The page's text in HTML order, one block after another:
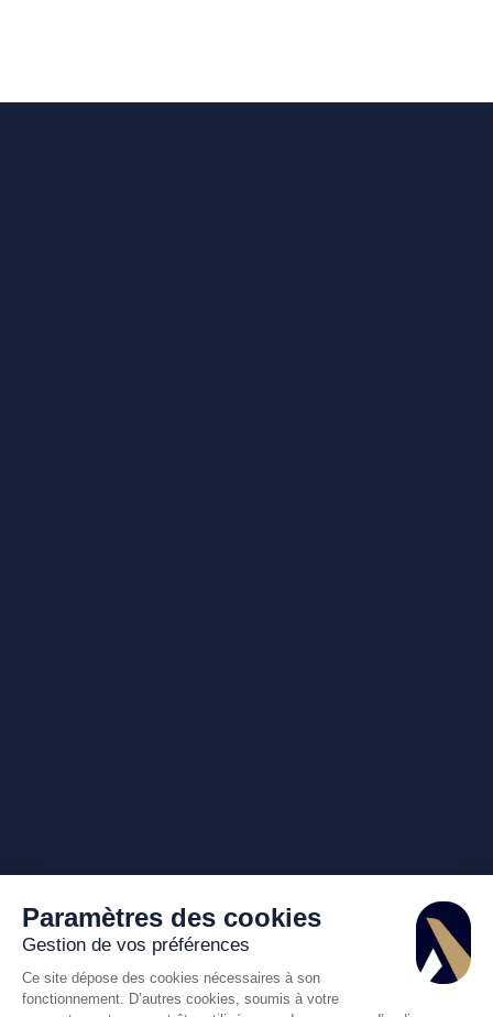
Paramètres des cookies
Gestion de vos préférences
Ce site dépose des cookies nécessaires à son
fonctionnement. D’autres cookies, soumis à votre